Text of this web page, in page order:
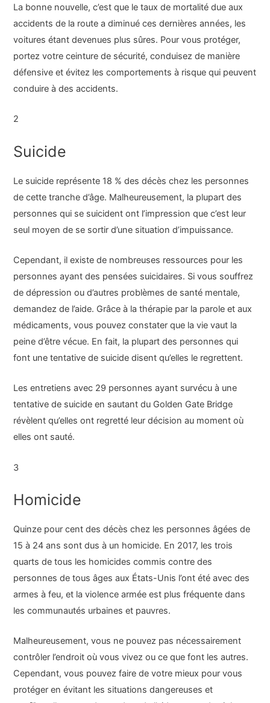
La bonne nouvelle, c’est que le taux de mortalité due aux
accidents de la route a diminué ces dernières années, les
voitures étant devenues plus sûres. Pour vous protéger,
portez votre ceinture de sécurité, conduisez de manière
défensive et évitez les comportements à risque qui peuvent
conduire à des accidents.
2
Suicide
Le suicide représente 18 % des décès chez les personnes
de cette tranche d’âge. Malheureusement, la plupart des
personnes qui se suicident ont l’impression que c’est leur
seul moyen de se sortir d’une situation d’impuissance.
Cependant, il existe de nombreuses ressources pour les
personnes ayant des pensées suicidaires. Si vous souffrez
de dépression ou d’autres problèmes de santé mentale,
demandez de l’aide. Grâce à la thérapie par la parole et aux
médicaments, vous pouvez constater que la vie vaut la
peine d’être vécue. En fait, la plupart des personnes qui
font une tentative de suicide disent qu’elles le regrettent.
Les entretiens avec 29 personnes ayant survécu à une
tentative de suicide en sautant du Golden Gate Bridge
révèlent qu’elles ont regretté leur décision au moment où
elles ont sauté.
3
Homicide
Quinze pour cent des décès chez les personnes âgées de
15 à 24 ans sont dus à un homicide. En 2017, les trois
quarts de tous les homicides commis contre des
personnes de tous âges aux États-Unis l’ont été avec des
armes à feu, et la violence armée est plus fréquente dans
les communautés urbaines et pauvres.
Malheureusement, vous ne pouvez pas nécessairement
contrôler l’endroit où vous vivez ou ce que font les autres.
Cependant, vous pouvez faire de votre mieux pour vous
protéger en évitant les situations dangereuses et